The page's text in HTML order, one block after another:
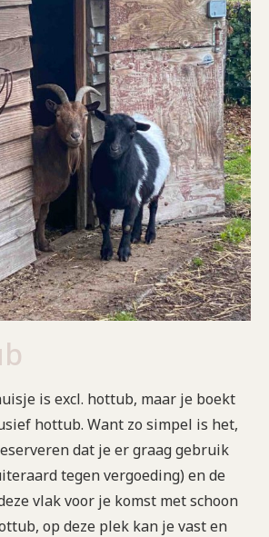
is excl. hottub, maar je boekt
hottub. Want zo simpel is het,
dat je er graag gebruik
tegen vergoeding) en de
vlak voor je komst met schoon
op deze plek kan je vast en